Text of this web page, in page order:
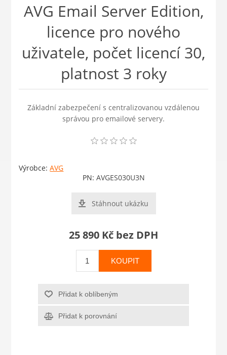
AVG Email Server Edition,
licence pro nového
uživatele, počet licencí 30,
platnost 3 roky
Základní zabezpečení s centralizovanou vzdálenou
správou pro emailové servery.
Výrobce: AVG
PN: AVGES030U3N
Stáhnout ukázku
25 890 Kč bez DPH
KOUPIT
Přidat k oblíbeným
Přidat k porovnání